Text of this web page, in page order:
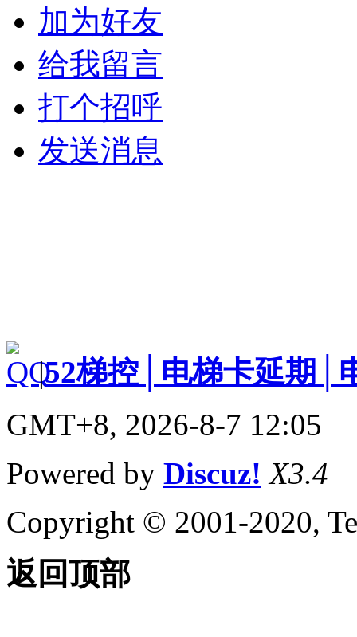
加为好友
给我留言
打个招呼
发送消息
|52梯控│电梯卡延期│
GMT+8, 2026-8-7 12:05
Powered by Discuz! X3.4
Copyright © 2001-2020,
返回顶部